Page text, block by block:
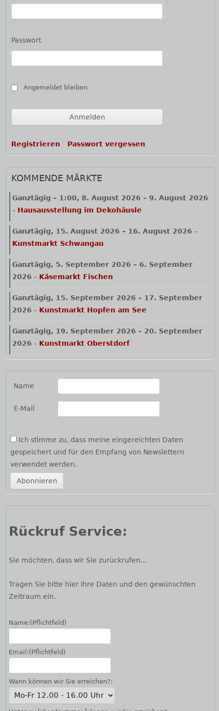
Passwort
Angemeldet bleiben
Registrieren Passwort vergessen
KOMMENDE MÄRKTE
Ganztägig – 1:00, 8. August 2026 – 9. August 2026
– Hausausstellung im Dekohäusle
Ganztägig, 15. August 2026 – 16. August 2026 –
Kunstmarkt Schwangau
Ganztägig, 5. September 2026 – 6. September
2026 – Käsemarkt Fischen
Ganztägig, 15. September 2026 – 17. September
2026 – Kunstmarkt Hopfen am See
Ganztägig, 19. September 2026 – 20. September
2026 – Kunstmarkt Oberstdorf
Name
E-Mail
Ich stimme zu, dass meine eingereichten Daten
gespeichert und für den Empfang von Newslettern
verwendet werden.
Rückruf Service:
Sie möchten, dass wir Sie zurückrufen...
Tragen Sie bitte hier Ihre Daten und den gewünschten
Zeitraum ein.
Name:(Pflichtfeld)
Email:(Pflichtfeld)
Wann können wir Sie erreichen?: